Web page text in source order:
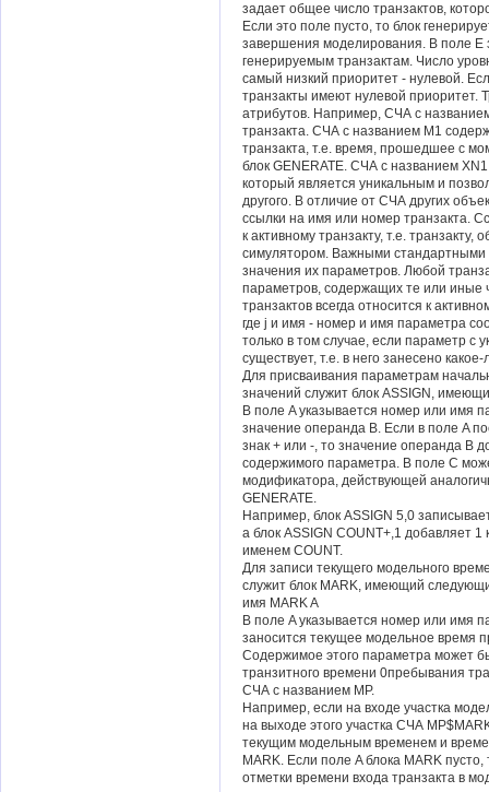
задает общее число транзактов,
Если это поле пусто, то блок
завершения моделирования. В поле E
генерируемым транзактам. Число
самый низкий приоритет - нулевой.
транзакты имеют нулевой приоритет.
атрибутов. Например, СЧА с
транзакта. СЧА с названием M1
транзакта, т.е. время, прошедшее с
блок GENERATE. СЧА с названием
который является уникальным и
другого. В отличие от СЧА других
ссылки на имя или номер транзакта.
к активному транзакту, т.е.
симулятором. Важными стандартными
значения их параметров. Любой
параметров, содержащих те или иные
транзактов всегда относится к
где j и имя - номер и имя параметра
только в том случае, если параметр
существует, т.е. в него занесено
Для присваивания параметрам
значений служит блок ASSIGN,
В поле A указывается номер или имя
значение операнда B. Если в поле A
знак + или -, то значение операнда B
содержимого параметра. В поле С
модификатора, действующей
GENERATE.
Например, блок ASSIGN 5,0
а блок ASSIGN COUNT+,1 добавляет
именем COUNT.
Для записи текущего модельного
служит блок MARK, имеющий
имя MARK A
В поле A указывается номер или имя
заносится текущее модельное время
Содержимое этого параметра может
транзитного времени 0пребывания
СЧА с названием MP.
Например, если на входе участка
на выходе этого участка СЧА
текущим модельным временем и
MARK. Если поле A блока MARK
отметки времени входа транзакта в